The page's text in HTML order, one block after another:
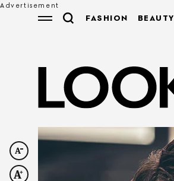
FASHION BEAUTY